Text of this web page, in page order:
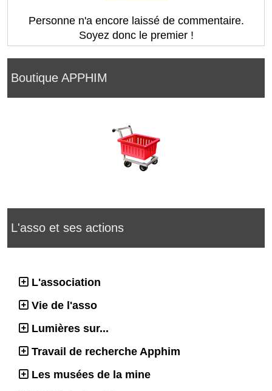
Boutique APPHIM
L'asso et ses actions
L'association
Vie de l'asso
Lumières sur...
Travail de recherche Apphim
Les musées de la mine
Personne n'a encore laissé de commentaire.
Soyez donc le premier !